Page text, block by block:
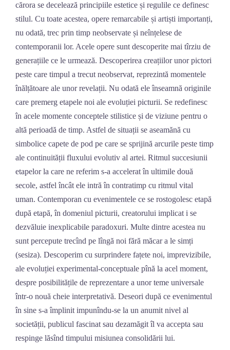
cărora se decelează principiile estetice și regulile ce definesc
stilul. Cu toate acestea, opere remarcabile și artiști importanți,
nu odată, trec prin timp neobservate și neînțelese de
contemporanii lor. Acele opere sunt descoperite mai tîrziu de
generațiile ce le urmează. Descoperirea creațiilor unor pictori
peste care timpul a trecut neobservat, reprezintă momentele
înălțătoare ale unor revelații. Nu odată ele înseamnă originile
care premerg etapele noi ale evoluției picturii. Se redefinesc
în acele momente conceptele stilistice și de viziune pentru o
altă perioadă de timp. Astfel de situații se aseamănă cu
simbolice capete de pod pe care se sprijină arcurile peste timp
ale continuității fluxului evolutiv al artei. Ritmul succesiunii
etapelor la care ne referim s-a accelerat în ultimile două
secole, astfel încât ele intră în contratimp cu ritmul vital
uman. Contemporan cu evenimentele ce se rostogolesc etapă
după etapă, în domeniul picturii, creatorului implicat i se
dezvăluie inexplicabile paradoxuri. Multe dintre acestea nu
sunt percepute trecînd pe lîngă noi fără măcar a le simți
(sesiza). Descoperim cu surprindere fațete noi, imprevizibile,
ale evoluției experimental-conceptuale pînă la acel moment,
despre posibilitățile de reprezentare a unor teme universale
într-o nouă cheie interpretativă. Deseori după ce evenimentul
în sine s-a împlinit impunîndu-se la un anumit nivel al
societății, publicul fascinat sau dezamăgit îl va accepta sau
respinge lăsînd timpului misiunea consolidării lui.